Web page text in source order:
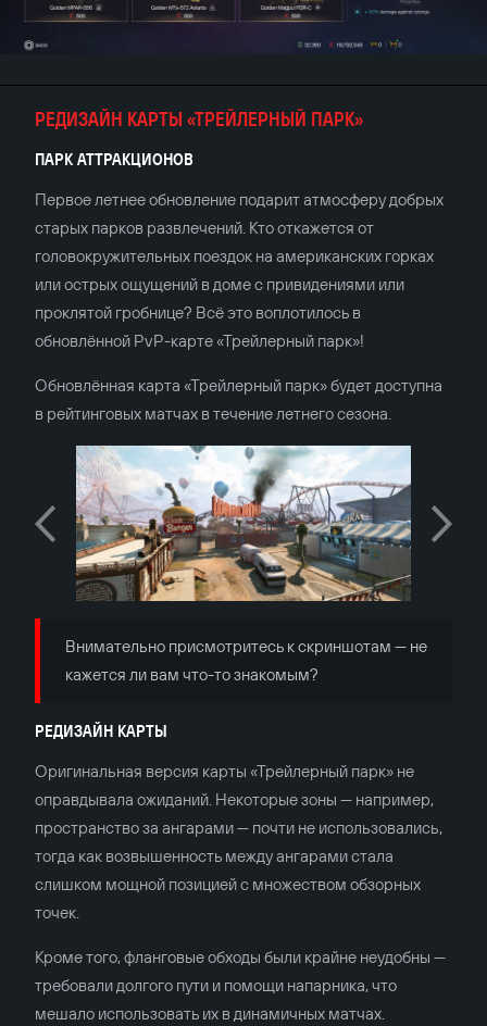
РЕДИЗАЙН КАРТЫ «ТРЕЙЛЕРНЫЙ ПАРК»
ПАРК АТТРАКЦИОНОВ
Первое летнее обновление подарит атмосферу добрых
старых парков развлечений. Кто откажется от
головокружительных поездок на американских горках
или острых ощущений в доме с привидениями или
проклятой гробнице? Всё это воплотилось в
обновлённой PvP-карте «Трейлерный парк»!
Обновлённая карта «Трейлерный парк» будет доступна
в рейтинговых матчах в течение летнего сезона.
Внимательно присмотритесь к скриншотам — не
кажется ли вам что-то знакомым?
РЕДИЗАЙН КАРТЫ
Оригинальная версия карты «Трейлерный парк» не
оправдывала ожиданий. Некоторые зоны — например,
пространство за ангарами — почти не использовались,
тогда как возвышенность между ангарами стала
слишком мощной позицией с множеством обзорных
точек.
Кроме того, фланговые обходы были крайне неудобны —
требовали долгого пути и помощи напарника, что
мешало использовать их в динамичных матчах.